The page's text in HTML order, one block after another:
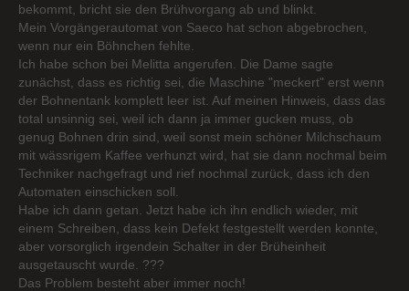
bekommt, bricht sie den Brühvorgang ab und blinkt.
Mein Vorgängerautomat von Saeco hat schon abgebrochen,
wenn nur ein Böhnchen fehlte.
Ich habe schon bei Melitta angerufen. Die Dame sagte
zunächst, dass es richtig sei, die Maschine "meckert" erst wenn
der Bohnentank komplett leer ist. Auf meinen Hinweis, dass das
total unsinnig sei, weil ich dann ja immer gucken muss, ob
genug Bohnen drin sind, weil sonst mein schöner Milchschaum
mit wässrigem Kaffee verhunzt wird, hat sie dann nochmal beim
Techniker nachgefragt und rief nochmal zurück, dass ich den
Automaten einschicken soll.
Habe ich dann getan. Jetzt habe ich ihn endlich wieder, mit
einem Schreiben, dass kein Defekt festgestellt werden konnte,
aber vorsorglich irgendein Schalter in der Brüheinheit
ausgetauscht wurde. ???
Das Problem besteht aber immer noch!